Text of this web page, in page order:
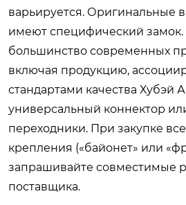
варьируется. Оригинальные
имеют специфический
большинство современных
включая продукцию,
стандартами качества Хубэй
универсальный коннектор
переходники. При закупке
крепления («байонет» или
запрашивайте совместимые
поставщика.